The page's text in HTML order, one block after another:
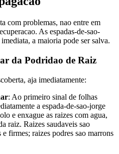
com problemas, nao entre em
As espadas-de-sao-
a maioria pode ser salva.
da Podridao de Raiz
aja imediatamente:
: Ao primeiro sinal de folhas
a espada-de-sao-jorge
e enxague as raizes com agua,
raiz. Raizes saudaveis sao
firmes; raizes podres sao marrons